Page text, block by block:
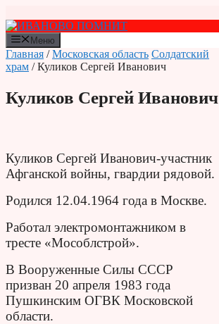
к
содержимому
Меню
Главная /Московская область Солдатский
храм / Куликов Сергей Иванович
Куликов Сергей Иванович
Куликов Сергей Иванович-участник
Афганской войны, гвардии рядовой.
Родился 12.04.1964 года в Москве.
Работал электромонтажником в
тресте «Мособлстрой».
В Вооруженные Силы СССР
призван 20 апреля 1983 года
Пушкинским ОГВК Московской
области.